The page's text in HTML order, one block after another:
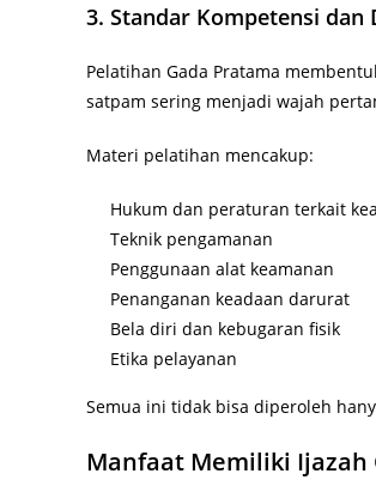
3. Standar Kompetensi dan
Pelatihan Gada Pratama
satpam sering menjadi wajah
Materi pelatihan mencakup:
Hukum dan peraturan terkait
Teknik pengamanan
Penggunaan alat keamanan
Penanganan keadaan darurat
Bela diri dan kebugaran fisik
Etika pelayanan
Semua ini tidak bisa diperoleh
Manfaat Memiliki Ijazah